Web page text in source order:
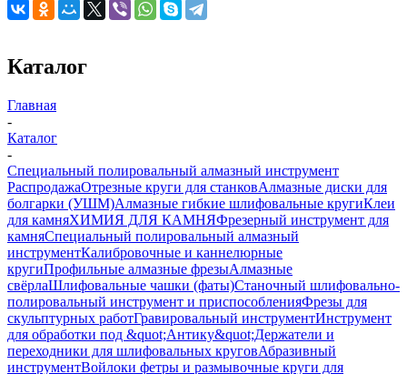
Каталог
Главная
-
Каталог
-
Специальный полировальный алмазный инструмент
РаспродажаОтрезные круги для станковАлмазные диски для
болгарки (УШМ)Алмазные гибкие шлифовальные кругиКлеи
для камняХИМИЯ ДЛЯ КАМНЯФрезерный инструмент для
камняСпециальный полировальный алмазный
инструментКалибровочные и каннелюрные
кругиПрофильные алмазные фрезыАлмазные
свёрлаШлифовальные чашки (фаты)Станочный шлифовально-
полировальный инструмент и приспособленияФрезы для
скульптурных работГравировальный инструментИнструмент
для обработки под &quot;Антику&quot;Держатели и
переходники для шлифовальных круговАбразивный
инструментВойлоки фетры и размывочные круги для